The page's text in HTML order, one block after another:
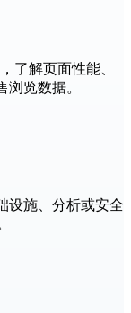
了解页面性能、
览数据。
设施、分析或安全